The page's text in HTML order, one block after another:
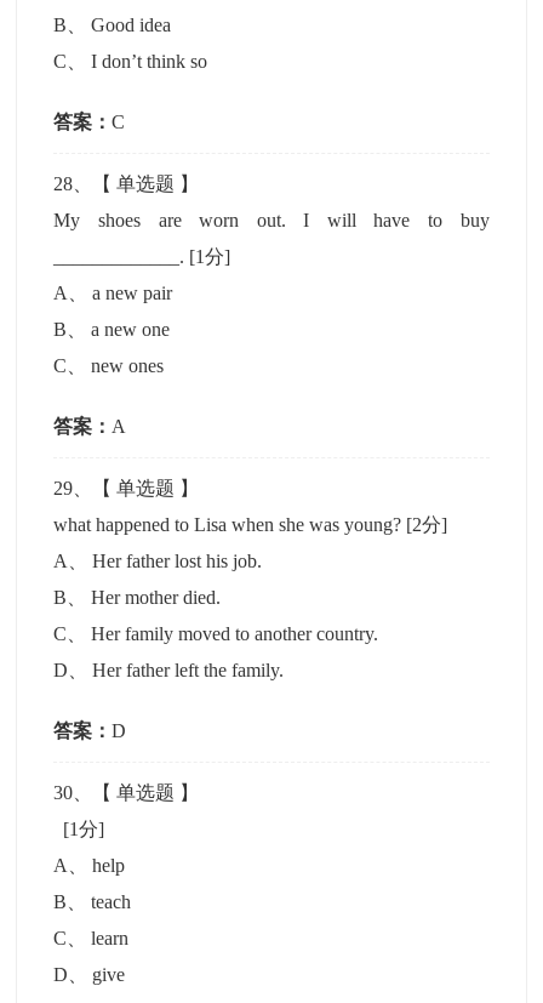
B 、Good idea
C 、I don’t think so
答案：C
28 、【单选题 】
My shoes are worn out. I will have to buy
_____________. [1分]
A
、a new pair
B 、a new one
C 、new ones
答案： A
29 、【单选题 】
what happened to Lisa when she was young? [2分]
A
、Her father lost his job.
B 、Her mother died.
C 、Her family moved to another country.
D 、Her father left the family.
答案：D
30 、【单选题 】
[1分]
A
、help
B 、teach
C 、learn
D
give